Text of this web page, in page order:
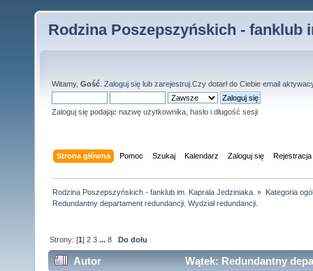
Rodzina Poszepszyńskich - fanklub
Witamy, Gość Zaloguj się lub zarejestruj .Czy dotarł do Ciebie email
Zaloguj się podając nazwę użytkownika, hasło i długość sesji
Strona główna Pomoc Szukaj Kalendarz Zaloguj się Rejestracja
Rodzina Poszepszyńskich - fanklub im. Kaprala Jedziniaka. » Kategoria
Redundantny departament redundancji. Wydział redundancji.
Strony: [1]2 3 ...8 Do dołu
Autor
Wątek: Redundantny